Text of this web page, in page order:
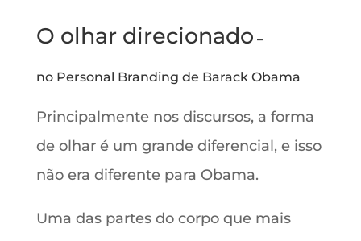
O olhar direcionado –
no Personal Branding de Barack Obama
Principalmente nos discursos, a forma
de olhar é um grande diferencial, e isso
não era diferente para Obama.
Uma das partes do corpo que mais